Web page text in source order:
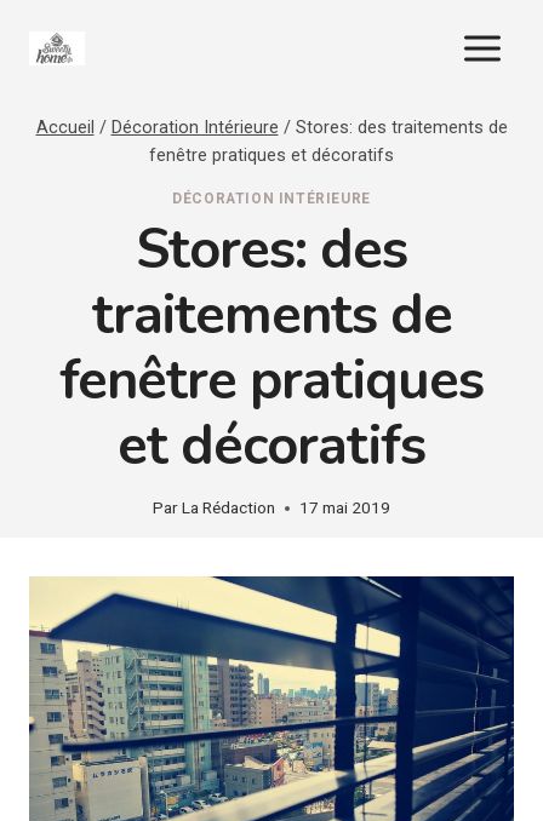
Accueil / Décoration Intérieure / Stores: des traitements de
fenêtre pratiques et décoratifs
DÉCORATION INTÉRIEURE
Stores: des
traitements de
fenêtre pratiques
et décoratifs
ParLa Rédaction 17 mai 2019